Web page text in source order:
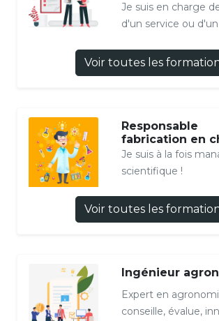
Je suis en charge
d'un service ou
Voir toutes les
Responsable
fabrication en
Je suis à la fois
scientifique !
Voir toutes les
Ingénieur
Expert en
conseille, évalue,